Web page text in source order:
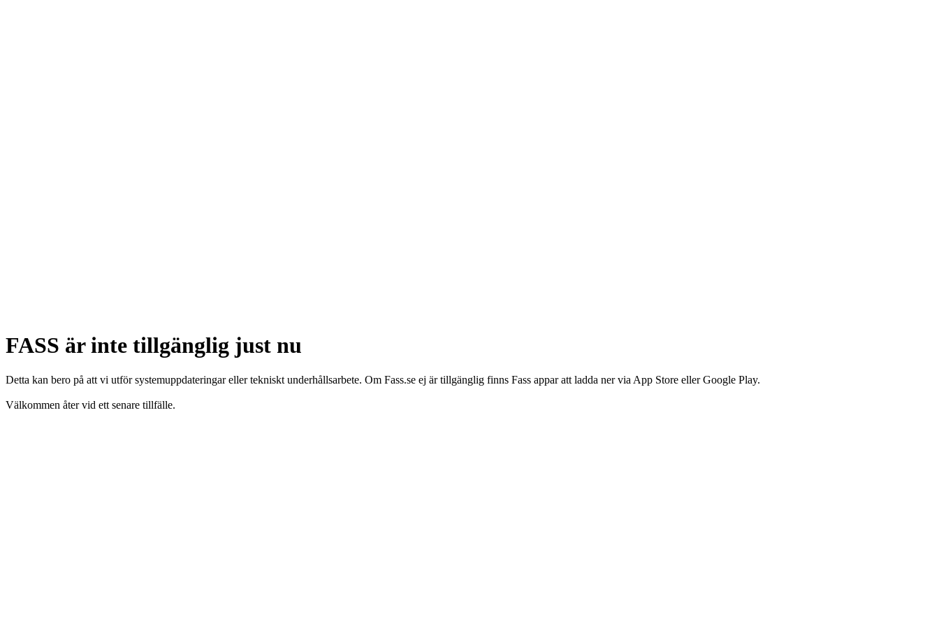
FASS är inte tillgänglig just nu
Detta kan bero på att vi utför systemuppdateringar eller tekniskt underhållsarbete. Om Fass.se ej är tillgänglig finns Fass appar att ladda ner via App Store eller Google Play.
Välkommen åter vid ett senare tillfälle.